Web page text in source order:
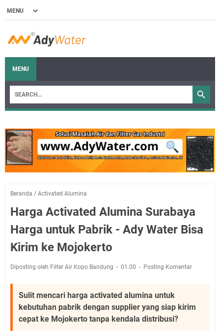
MENU
Beranda / Activated Alumina
Harga Activated Alumina Surabaya
Harga untuk Pabrik - Ady Water Bisa
Kirim ke Mojokerto
Diposting oleh Filter Air Kopo Bandung 01.00 Posting Komentar
Sulit mencari harga activated alumina untuk
kebutuhan pabrik dengan supplier yang siap kirim
cepat ke Mojokerto tanpa kendala distribusi?